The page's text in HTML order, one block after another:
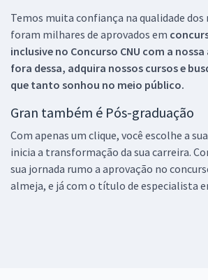
Temos muita confiança na qualidade dos
foram milhares de aprovados em
inclusive no Concurso CNU com a nossa
fora dessa, adquira nossos cursos e
que tanto sonhou no meio público.
Gran também é Pós-graduação
Com apenas um clique, você escolhe a
inicia a transformação da sua carreira.
sua jornada rumo a aprovação no
almeja, e já com o título de especialista